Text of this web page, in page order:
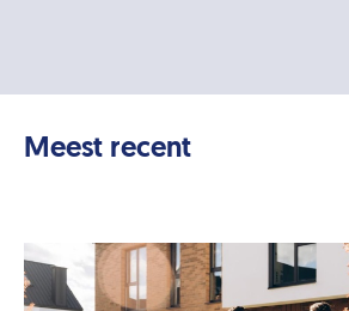
Meest recent